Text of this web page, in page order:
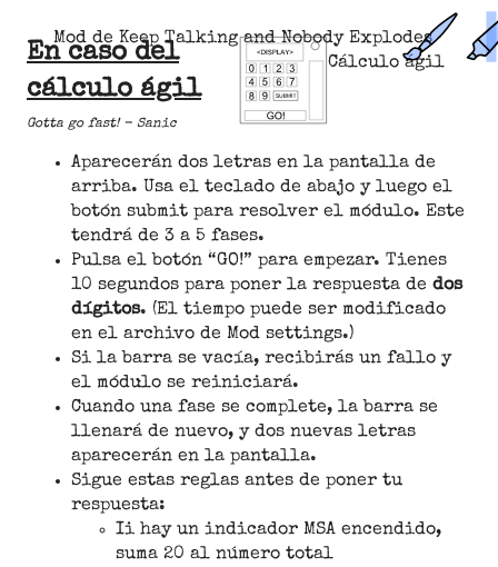
Mod de Keep Talking and Nobody Explodes
Cálculo ágil
En caso del
cálculo ágil
Gotta go fast! - Sanic
Aparecerán dos letras en la pantalla de
arriba. Usa el teclado de abajo y luego el
botón submit para resolver el módulo. Este
tendrá de 3 a 5 fases.
Pulsa el botón “GO!” para empezar. Tienes
10 segundos para poner la respuesta de dos
dígitos. (El tiempo puede ser modificado
en el archivo de Mod settings.)
Si la barra se vacía, recibirás un fallo y
el módulo se reiniciará.
Cuando una fase se complete, la barra se
llenará de nuevo, y dos nuevas letras
aparecerán en la pantalla.
Sigue estas reglas antes de poner tu
respuesta:
Ii hay un indicador MSA encendido,
suma 20 al número total